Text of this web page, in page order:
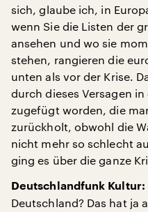
sich, glaube ich, in
wenn Sie die Listen der
ansehen und wo sie
stehen, rangieren die
unten als vor der Krise.
durch dieses Versagen
zugefügt worden, die
zurückholt, obwohl die
nicht mehr so schlecht
ging es über die ganze
Deutschlandfunk Kultur:
Deutschland? Das hat ja